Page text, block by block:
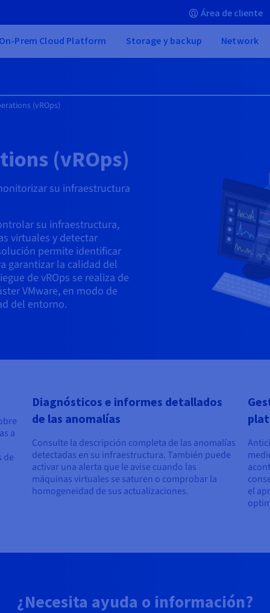
Área de cliente
On-Prem Cloud Platform Storage y backup Network
(vROps)
(vROps)
su infraestructura
su infraestructura,
virtuales y detectar
permite identificar
garantizar la calidad del
de vROps se realiza de
VMware, en modo de
del entorno.
a
de
Diagnósticos e informes detallados
de las anomalías
Consulte la descripción completa de las anomalías
detectadas en su infraestructura. También puede
activar una alerta que le avise cuando las
máquinas virtuales se saturen o comprobar la
homogeneidad de sus actualizaciones.
el
¿Necesita ayuda o información?